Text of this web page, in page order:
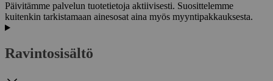
Päivitämme palvelun tuotetietoja aktiivisesti. Suosittelemme
kuitenkin tarkistamaan ainesosat aina myös myyntipakkauksesta.
Ravintosisältö